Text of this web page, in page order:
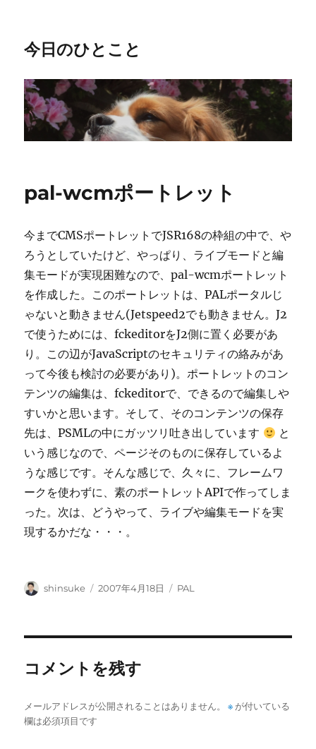
今日のひとこと
pal-wcmポートレット
今までCMSポートレットでJSR168の枠組の中で、や
ろうとしていたけど、やっぱり、ライブモードと編
集モードが実現困難なので、pal-wcmポートレット
を作成した。このポートレットは、PALポータルじ
ゃないと動きません(Jetspeed2でも動きません。J2
で使うためには、fckeditorをJ2側に置く必要があ
り。この辺がJavaScriptのセキュリティの絡みがあ
って今後も検討の必要があり)。ポートレットのコン
テンツの編集は、fckeditorで、できるので編集しや
すいかと思います。そして、そのコンテンツの保存
先は、PSMLの中にガッツリ吐き出しています
と
いう感じなので、ページそのものに保存しているよ
うな感じです。そんな感じで、久々に、フレームワ
ークを使わずに、素のポートレットAPIで作ってしま
った。次は、どうやって、ライブや編集モードを実
現するかだな・・・。
投
shinsuke
投
2007年4月18日
カ
PAL
コメントを残す
メールアドレスが公開されることはありません。 ※が付いている
欄は必須項目です